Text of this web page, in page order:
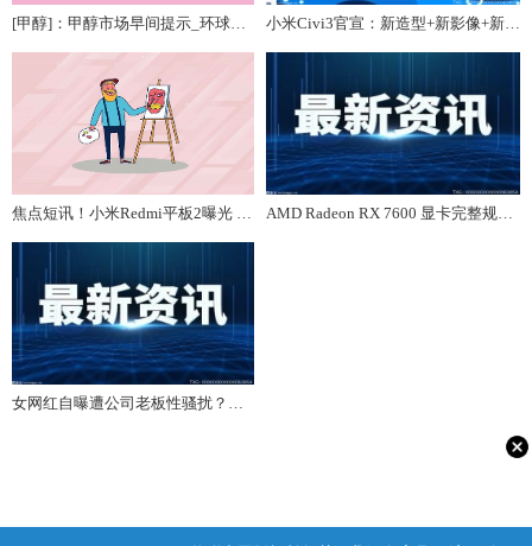
[甲醇]：甲醇市场早间提示_环球短讯 小米Civi3官宣：新造型+新影像+新性能，5月25日发布
焦点短讯！小米Redmi平板2曝光 1000多买旗舰！ AMD Radeon RX 7600 显卡完整规格曝光：165W 功耗、2625MHz 频率
女网红自曝遭公司老板性骚扰？法院判了！